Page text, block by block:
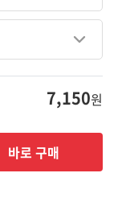
7,150원
바로 구매